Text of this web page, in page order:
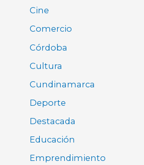
Cine
Comercio
Córdoba
Cultura
Cundinamarca
Deporte
Destacada
Educación
Emprendimiento